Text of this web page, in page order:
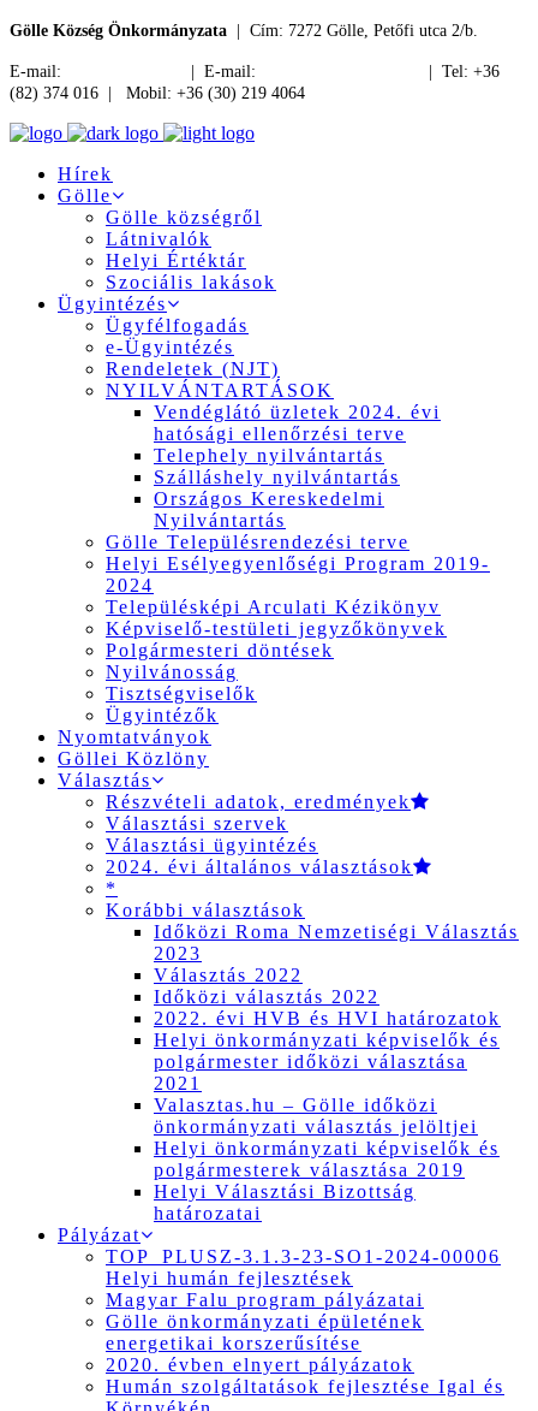
Gölle Község Önkormányzata | Cím: 7272 Gölle, Petőfi utca 2/b.
E-mail: | E-mail:
| Tel: +36
(82) 374 016 | Mobil: +36 (30) 219 4064
Hírek
Gölle
Gölle községről
Látnivalók
Helyi Értéktár
Szociális lakások
Ügyintézés
Ügyfélfogadás
e-Ügyintézés
Rendeletek (NJT)
NYILVÁNTARTÁSOK
Vendéglátó üzletek 2024. évi
hatósági ellenőrzési terve
Telephely nyilvántartás
Szálláshely nyilvántartás
Országos Kereskedelmi
Nyilvántartás
Gölle Településrendezési terve
Helyi Esélyegyenlőségi Program 2019-
2024
Településképi Arculati Kézikönyv
Képviselő-testületi jegyzőkönyvek
Polgármesteri döntések
Nyilvánosság
Tisztségviselők
Ügyintézők
Nyomtatványok
Göllei Közlöny
Választás
Részvételi adatok, eredmények
Választási szervek
Választási ügyintézés
2024. évi általános választások
*
Korábbi választások
Időközi Roma Nemzetiségi Választás
2023
Választás 2022
Időközi választás 2022
2022. évi HVB és HVI határozatok
Helyi önkormányzati képviselők és
polgármester időközi választása
2021
Valasztas.hu – Gölle időközi
önkormányzati választás jelöltjei
Helyi önkormányzati képviselők és
polgármesterek választása 2019
Helyi Választási Bizottság
határozatai
Pályázat
TOP_PLUSZ-3.1.3-23-SO1-2024-00006
Helyi humán fejlesztések
Magyar Falu program pályázatai
Gölle önkormányzati épületének
energetikai korszerűsítése
2020. évben elnyert pályázatok
Humán szolgáltatások fejlesztése Igal és